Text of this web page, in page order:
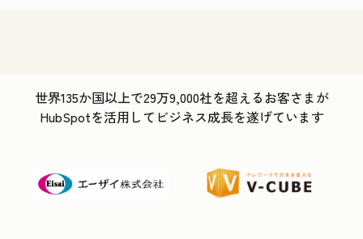
世界135か国以上で29万9,000社を超えるお客さまが
HubSpotを活用してビジネス成長を遂げています